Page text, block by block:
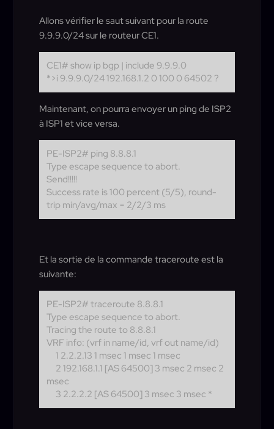
Allons vérifier le saut suivant pour la route
9.9.9.0/24 sur le routeur CE1.
CE1# show ip bgp | include 9.9.9.0
*>i 9.9.9.0/24 192.168.1.2 0 100 0 64502 ?
Maintenant, on pourra envoyer un ping de ISP2
à ISP1 et vice versa.
PE-ISP2# ping 8.8.8.1
Type escape sequence to abort.
Send!!!!!
Success rate is 100 percent (5/5), round-
trip min/avg/max = 2/2/3 ms
Et la sortie de la commande traceroute est la
suivante:
PE-ISP2# traceroute 8.8.8.1
Type escape sequence to abort.
Tracing the route to 8.8.8.1
VRF info: (vrf in name/id, vrf out name/id)
1 2.2.2.13 1 msec 1 msec 1 msec
2 192.168.1.1 [AS 64500] 3 msec 2 msec 2
msec
3 2.2.2.2 [AS 64500] 3 msec 3 msec *